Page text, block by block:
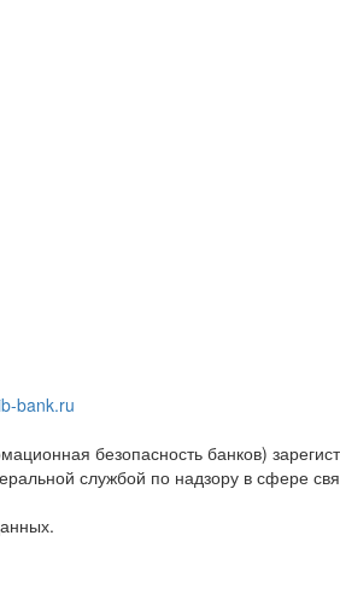
bank.ru
безопасность банков)
службой по надзору в сфере